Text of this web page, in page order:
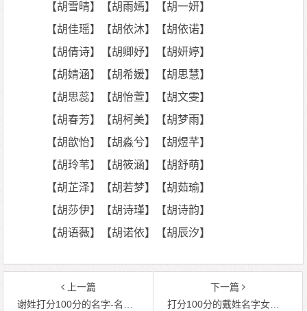
【胡雪晴】【胡雨嫣】【胡一妍】
【胡佳瑶】【胡依沐】【胡依诺】
【胡倩诗】【胡卿妤】【胡妍婷】
【胡婧涵】【胡希媛】【胡思慧】
【胡思蕊】【胡怡萱】【胡文雯】
【胡春芳】【胡柯美】【胡梦雨】
【胡歆怡】【胡淼兮】【胡煜芊】
【胡玲苇】【胡筱涵】【胡舒萌】
【胡芷泽】【胡若梦】【胡茹瑜】
【胡莎伊】【胡诗瑾】【胡诗韵】
【胡语薇】【胡诺依】【胡辰汐】
上一篇
谢姓打分100分的名字-名字测试打分:谢元清
下一篇
打分100分的戴姓名字女孩-名字免费打分:戴安妮